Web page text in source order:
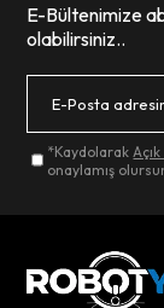
E-Bültenimize
olabilirsiniz..
*Kaydolarak
onaylamış